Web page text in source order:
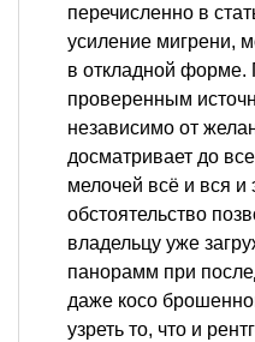
перечисленно в
усиление мигрени,
в откладной
проверенным
независимо от
досматривает до
мелочей всё и вся и
обстоятельство
владельцу уже
панорамм при
даже косо
узреть то, что и